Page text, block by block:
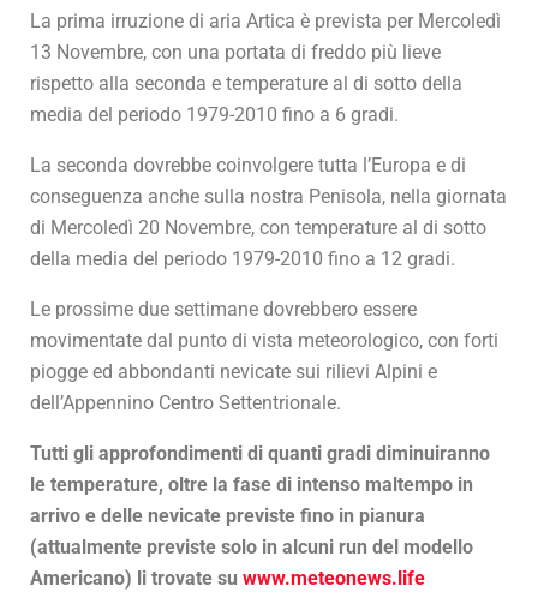
La prima irruzione di aria Artica è prevista per Mercoledì
13 Novembre, con una portata di freddo più lieve
rispetto alla seconda e temperature al di sotto della
media del periodo 1979-2010 fino a 6 gradi.
La seconda dovrebbe coinvolgere tutta l’Europa e di
conseguenza anche sulla nostra Penisola, nella giornata
di Mercoledì 20 Novembre, con temperature al di sotto
della media del periodo 1979-2010 fino a 12 gradi.
Le prossime due settimane dovrebbero essere
movimentate dal punto di vista meteorologico, con forti
piogge ed abbondanti nevicate sui rilievi Alpini e
dell’Appennino Centro Settentrionale.
Tutti gli approfondimenti di quanti gradi diminuiranno
le temperature, oltre la fase di intenso maltempo in
arrivo e delle nevicate previste fino in pianura
(attualmente previste solo in alcuni run del modello
Americano) li trovate su www.meteonews.life